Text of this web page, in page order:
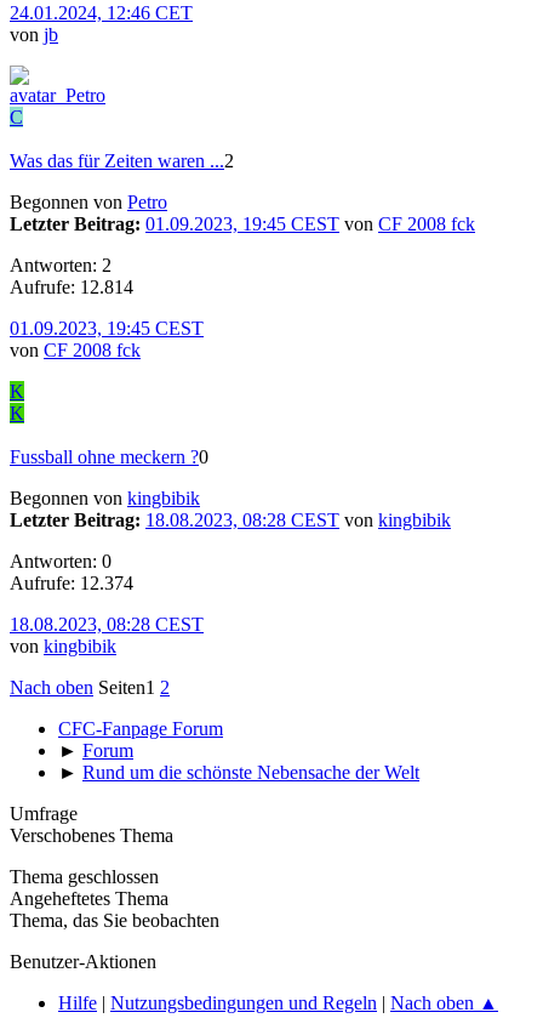
24.01.2024, 12:46 CET
von jb
C
Was das für Zeiten waren ...2
Begonnen von Petro
Letzter Beitrag: 01.09.2023, 19:45 CEST von CF 2008 fck
Antworten: 2
Aufrufe: 12.814
01.09.2023, 19:45 CEST
von CF 2008 fck
K
K
Fussball ohne meckern ?0
Begonnen von kingbibik
Letzter Beitrag: 18.08.2023, 08:28 CEST von kingbibik
Antworten: 0
Aufrufe: 12.374
18.08.2023, 08:28 CEST
von kingbibik
Nach oben Seiten1 2
CFC-Fanpage Forum
► Forum
► Rund um die schönste Nebensache der Welt
Umfrage
Verschobenes Thema
Thema geschlossen
Angeheftetes Thema
Thema, das Sie beobachten
Benutzer-Aktionen
Hilfe | Nutzungsbedingungen und Regeln | Nach oben ▲